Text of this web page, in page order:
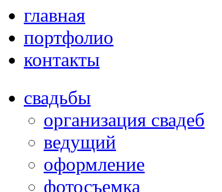
главная
портфолио
контакты
свадьбы
организация свадеб
ведущий
оформление
фотосъемка